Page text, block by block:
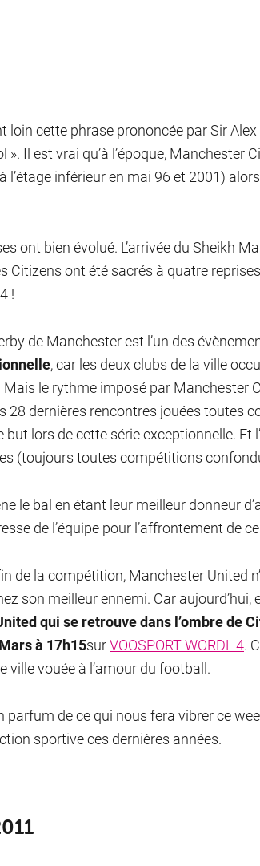
loin cette phrase prononcée par Sir
». Il est vrai qu’à l’époque, Manchester
l’étage inférieur en mai 96 et 2001)
ont bien évolué. L’arrivée du Sheikh
Citizens ont été sacrés à quatre
!
de Manchester est l’un des
, car les deux clubs de la ville
le rythme imposé par Manchester
28 dernières rencontres jouées toutes
lors de cette série exceptionnelle. Et
(toujours toutes compétitions
le bal en étant leur meilleur donneur
de l’équipe pour l’affrontement de
de la compétition, Manchester United
son meilleur ennemi. Car
qui se retrouve dans l’ombre de
à 17h15surVOOSPORT WORDL 4.
ville vouée à l’amour du football.
parfum de ce qui nous fera vibrer ce
sportive ces dernières années.